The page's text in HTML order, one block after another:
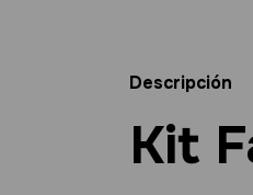
Descripción
Kit